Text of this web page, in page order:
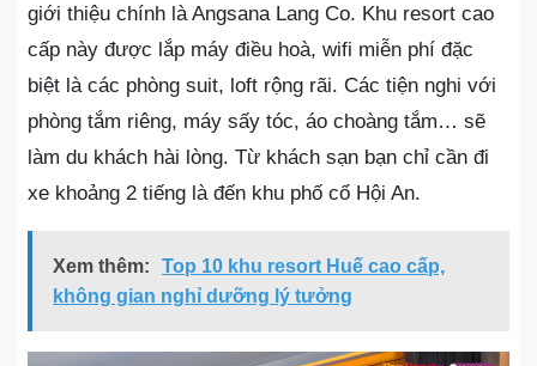
giới thiệu chính là Angsana Lang Co. Khu resort cao
cấp này được lắp máy điều hoà, wifi miễn phí đặc
biệt là các phòng suit, loft rộng rãi. Các tiện nghi với
phòng tắm riêng, máy sấy tóc, áo choàng tắm… sẽ
làm du khách hài lòng. Từ khách sạn bạn chỉ cần đi
xe khoảng 2 tiếng là đến khu phố cổ Hội An.
Xem thêm:
Top 10 khu resort Huế cao cấp,
không gian nghỉ dưỡng lý tưởng